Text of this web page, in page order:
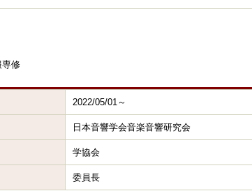
専修
2022/05/01～
日本音響学会音楽音響研究会
学協会
委員長